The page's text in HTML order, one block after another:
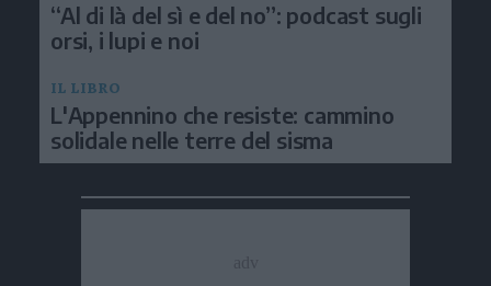
“Al di là del sì e del no”: podcast sugli
orsi, i lupi e noi
IL LIBRO
L'Appennino che resiste: cammino
solidale nelle terre del sisma